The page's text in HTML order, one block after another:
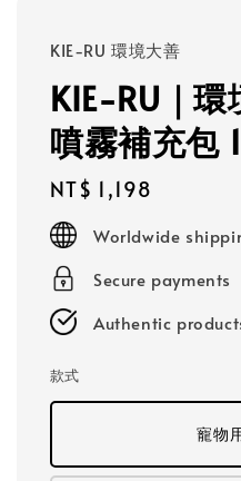
KIE-RU 環境大善
KIE-RU｜
噴霧補充包
Regular
price
NT$ 1,198
Worldwide
Secure payments
Authentic
款式
寵物